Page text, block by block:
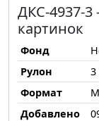
ДКС-4937-
картинок
Фонд
Рулон
3
Формат
Добавлено